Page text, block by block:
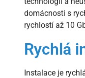
domácnosti s
rychlostí až 10
Rychlá
Instalace je